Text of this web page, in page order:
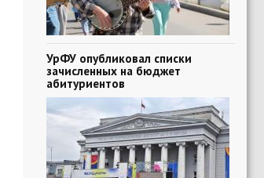
УрФУ опубликовал списки
зачисленных на бюджет
абитуриентов